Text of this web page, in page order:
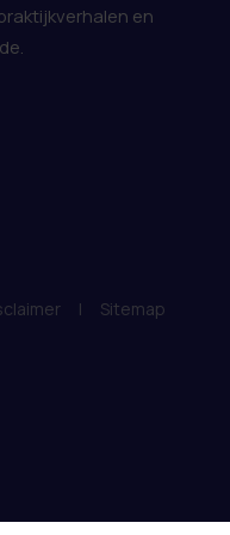
en
| Sitemap